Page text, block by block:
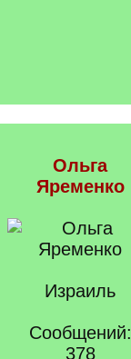
Ольга
Яременко
Израиль
Сообщений:
378